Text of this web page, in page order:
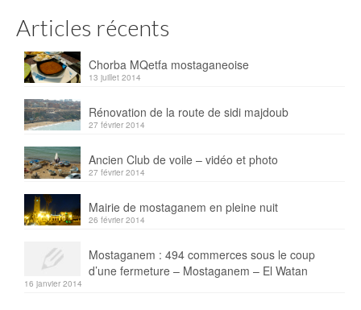
Articles récents
Chorba MQetfa mostaganeoise
13 juillet 2014
Rénovation de la route de sidi majdoub
27 février 2014
Ancien Club de voile – vidéo et photo
27 février 2014
Mairie de mostaganem en pleine nuit
26 février 2014
Mostaganem : 494 commerces sous le coup
d’une fermeture – Mostaganem – El Watan
16 janvier 2014